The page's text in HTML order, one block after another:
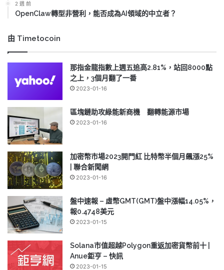
2 週 前
OpenClaw轉型非營利，能否成為AI領域的中立者？
由 Timetocoin
那指金龍指數上週五追高2.81%，站回8000點
之上，3個月翻了一番
2023-01-16
區塊鏈助攻綠能新商機 翻轉能源市場
2023-01-16
加密幣市場2023開門紅 比特幣半個月飆漲25%
| 聯合新聞網
2023-01-16
盤中速報 – 虛幣GMT(GMT)盤中漲幅14.05%，
報0.4748美元
2023-01-15
Solana市值超越Polygon重返加密貨幣前十 |
Anue鉅亨 – 快訊
2023-01-15